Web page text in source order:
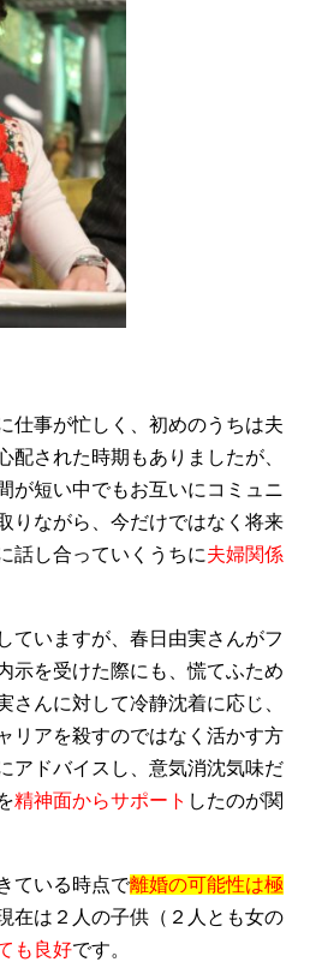
仕事が忙しく、初めのうちは夫
配された時期もありましたが、
が短い中でもお互いにコミュニ
りながら、今だけではなく将来
話し合っていくうちに夫婦関係
ていますが、春日由実さんがフ
示を受けた際にも、慌てふため
さんに対して冷静沈着に応じ、
リアを殺すのではなく活かす方
アドバイスし、意気消沈気味だ
精神面からサポート したのが関
ている時点で離婚の可能性は極
在は２人の子供（２人とも女の
も良好です。